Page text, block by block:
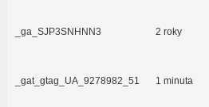
_ga_SJP3SNHNN3 2 roky
_gat_gtag_UA_9278982_51 1 minuta